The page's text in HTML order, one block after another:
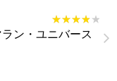
★★★★★
★★★★★
ン・ユニバース